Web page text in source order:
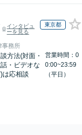
インタビュ
ーを見る
東京都
事務所
方法(対面・
・ビデオな
)は応相談
営業時間：0
0:00~23:59
（平日）